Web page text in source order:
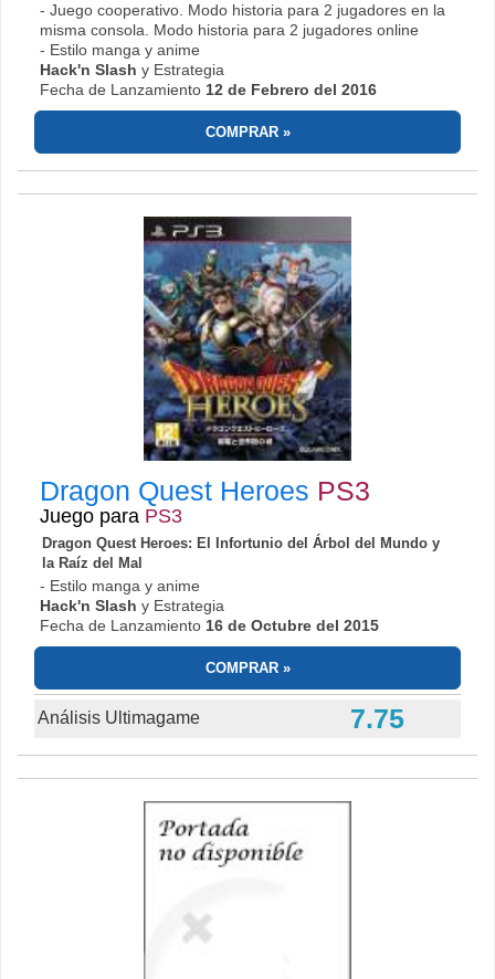
- Juego cooperativo. Modo historia para 2 jugadores en la
misma consola. Modo historia para 2 jugadores online
- Estilo manga y anime
Hack'n Slash y Estrategia
Fecha de Lanzamiento 12 de Febrero del 2016
COMPRAR
Dragon Quest Heroes PS3
Juego para PS3
Dragon Quest Heroes: El Infortunio del Árbol del Mundo y
la Raíz del Mal
- Estilo manga y anime
Hack'n Slash y Estrategia
Fecha de Lanzamiento 16 de Octubre del 2015
COMPRAR
Análisis Ultimagame 7.75